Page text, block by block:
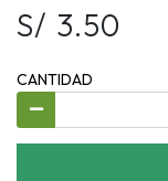
S/ 3.50
CANTIDAD